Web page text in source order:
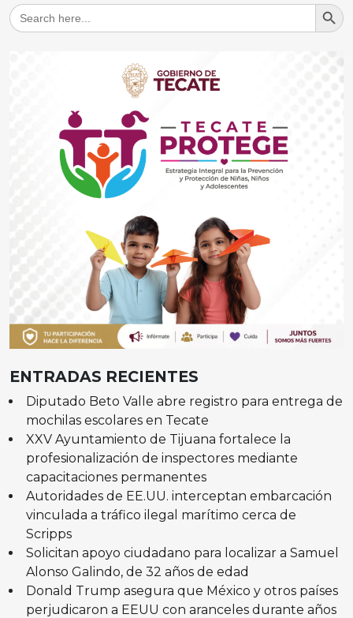
Search
for:
ENTRADAS RECIENTES
Diputado Beto Valle abre registro para entrega de
mochilas escolares en Tecate
XXV Ayuntamiento de Tijuana fortalece la
profesionalización de inspectores mediante
capacitaciones permanentes
Autoridades de EE.UU. interceptan embarcación
vinculada a tráfico ilegal marítimo cerca de
Scripps
Solicitan apoyo ciudadano para localizar a Samuel
Alonso Galindo, de 32 años de edad
Donald Trump asegura que México y otros países
perjudicaron a EEUU con aranceles durante años